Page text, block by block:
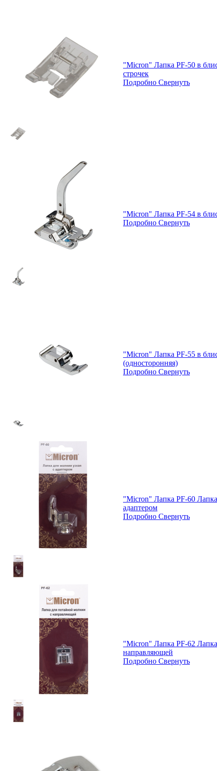
"Micron" Лапка PF-50 в
строчек
Подробно Свернуть
"Micron" Лапка PF-54 в
Подробно Свернуть
"Micron" Лапка PF-55 в
(односторонняя)
Подробно Свернуть
"Micron" Лапка PF-60
адаптером
Подробно Свернуть
"Micron" Лапка PF-62
направляющей
Подробно Свернуть